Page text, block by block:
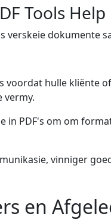
Tools Help
verskeie dokumente
voordat hulle kliënte
vermy.
in PDF's om om
vinniger
en